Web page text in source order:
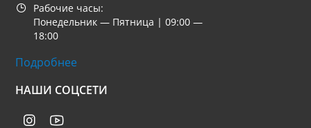
Рабочие часы:
Понедельник — Пятница | 09:00 —
18:00
Подробнее
НАШИ СОЦСЕТИ